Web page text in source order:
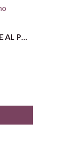
AMARO DOG NOSE CORDIALE AL PEPERONCINO DI VECCHIO MAGAZZINO DOGANALE